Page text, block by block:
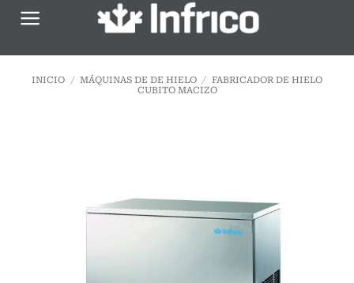
Saltar
INICIO / MÁQUINAS DE DE HIELO / FABRICADOR DE HIELO
CUBITO MACIZO